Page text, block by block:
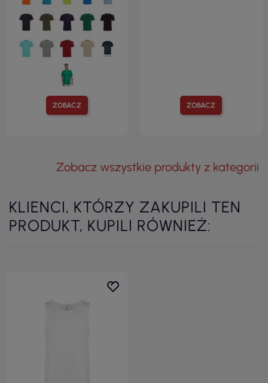
ZOBACZ ZOBACZ
Zobacz wszystkie produkty z kategorii
KLIENCI, KTÓRZY ZAKUPILI TEN
PRODUKT, KUPILI RÓWNIEŻ: